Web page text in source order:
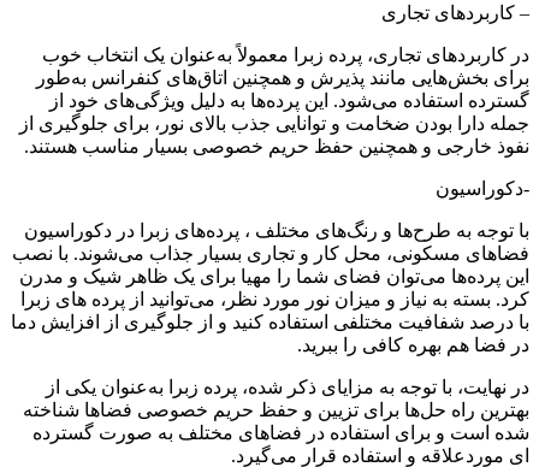
– کاربردهای تجاری
در کاربردهای تجاری، پرده زبرا معمولاً به‌عنوان یک انتخاب خوب
برای بخش‌هایی مانند پذیرش و همچنین اتاق‌های کنفرانس به‌طور
گسترده استفاده می‌شود. این پرده‌ها به دلیل ویژگی‌های خود از
جمله دارا بودن ضخامت و توانایی جذب بالای نور، برای جلوگیری از
نفوذ خارجی و همچنین حفظ حریم خصوصی بسیار مناسب هستند.
-دکوراسیون
با توجه به طرح‌ها و رنگ‌های مختلف ، پرده‌های زبرا در دکوراسیون
فضاهای مسکونی، محل کار و تجاری بسیار جذاب می‌شوند. با نصب
این پرده‌ها می‌توان فضای شما را مهیا برای یک ظاهر شیک و مدرن
کرد. بسته به نیاز و میزان نور مورد نظر، می‌توانید از پرده های زبرا
با درصد شفافیت مختلفی استفاده کنید و از جلوگیری از افزایش دما
در فضا هم بهره کافی را ببرید.
در نهایت، با توجه به مزایای ذکر شده، پرده زبرا به‌عنوان یکی از
بهترین راه حل‌ها برای تزیین و حفظ حریم خصوصی فضاها شناخته
شده است و برای استفاده در فضاهای مختلف به صورت گسترده
ای موردعلاقه و استفاده قرار می‌گیرد.